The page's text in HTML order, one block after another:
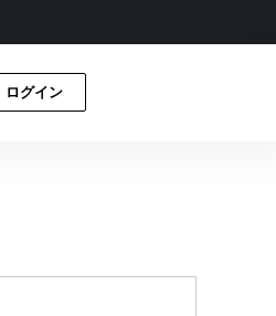
ログイン